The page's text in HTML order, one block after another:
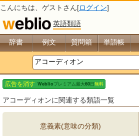
こんにちは、 ゲスト さん[ログイン]
英語類語
辞書 例文 質問箱 単語帳
アコーディオンに関連する類語一覧
意義素(意味の分類)